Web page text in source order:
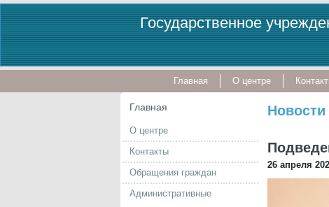
Государственное
Главная О центре
Главная
О центре
Контакты
Обращения граждан
Административные
Новости
26 апреля